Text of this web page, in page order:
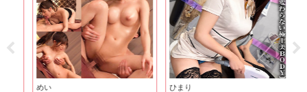
めい ひまり